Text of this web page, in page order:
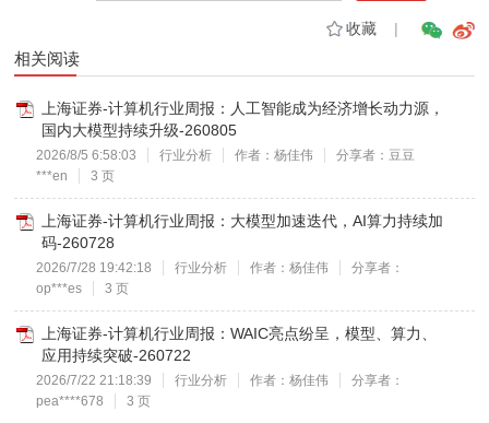
收藏|
相关阅读
上海证券-计算机行业周报：人工智能成为经济增长动力源，
国内大模型持续升级-260805
2026/8/5 6:58:03 行业分析 作者：杨佳伟
分享者：豆豆
***en
3 页
上海证券-计算机行业周报：大模型加速迭代，AI算力持续加
码-260728
2026/7/28 19:42:18 行业分析 作者：杨佳伟
分享者：
op***es
3 页
上海证券-计算机行业周报：WAIC亮点纷呈，模型、算力、
应用持续突破-260722
2026/7/22 21:18:39 行业分析 作者：杨佳伟
分享者：
pea****678
3 页